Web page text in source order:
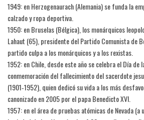
1949: en Herzogenaurach (Alemania) se funda la
calzado y ropa deportiva.
1950: en Bruselas (Bélgica), los monárquicos
Lahaut (65), presidente del Partido Comunista de
partido culpa a los monárquicos y a los rexistas.
1952: en Chile, desde este año se celebra el Día de
conmemoración del fallecimiento del sacerdote
(1901‑1952), quien dedicó su vida a los más
canonizado en 2005 por el papa Benedicto XVI.
1957: en el área de pruebas atómicas de Nevada (a